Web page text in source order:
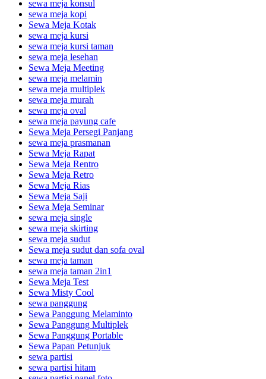
sewa meja konsul
sewa meja kopi
Sewa Meja Kotak
sewa meja kursi
sewa meja kursi taman
sewa meja lesehan
Sewa Meja Meeting
sewa meja melamin
sewa meja multiplek
sewa meja murah
sewa meja oval
sewa meja payung cafe
Sewa Meja Persegi Panjang
sewa meja prasmanan
Sewa Meja Rapat
Sewa Meja Rentro
Sewa Meja Retro
Sewa Meja Rias
Sewa Meja Saji
Sewa Meja Seminar
sewa meja single
sewa meja skirting
sewa meja sudut
Sewa meja sudut dan sofa oval
sewa meja taman
sewa meja taman 2in1
Sewa Meja Test
Sewa Misty Cool
sewa panggung
Sewa Panggung Melaminto
Sewa Panggung Multiplek
Sewa Panggung Portable
Sewa Papan Petunjuk
sewa partisi
sewa partisi hitam